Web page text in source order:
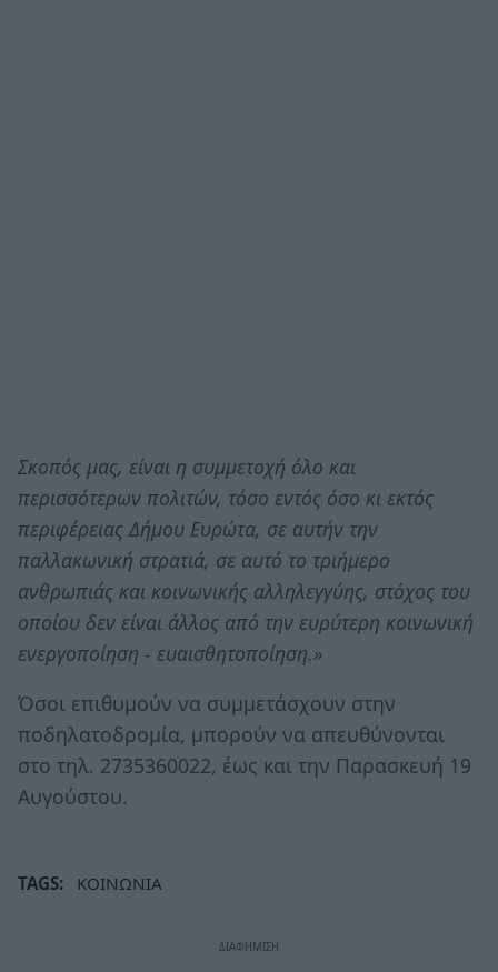
Σκοπός μας, είναι η συμμετοχή όλο και
περισσότερων πολιτών, τόσο εντός όσο κι εκτός
περιφέρειας Δήμου Ευρώτα, σε αυτήν την
παλλακωνική στρατιά, σε αυτό το τριήμερο
ανθρωπιάς και κοινωνικής αλληλεγγύης, στόχος του
οποίου δεν είναι άλλος από την ευρύτερη κοινωνική
ενεργοποίηση - ευαισθητοποίηση.»
Όσοι επιθυμούν να συμμετάσχουν στην
ποδηλατοδρομία, μπορούν να απευθύνονται
στο τηλ. 2735360022, έως και την Παρασκευή 19
Αυγούστου.
TAGS: ΚΟΙΝΩΝΙΑ